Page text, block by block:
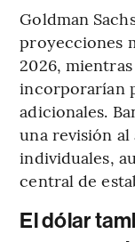
Goldman
proyecciones
2026,
incorporarían
adicionales.
una revisión al
individuales,
central de
El dólar